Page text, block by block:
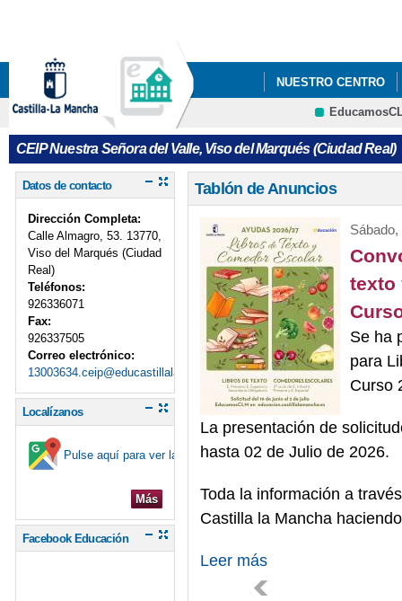
NUESTRO CENTRO
CEIP Nuestra Señora del Valle, Viso del Marqués (Ciudad Real)
Datos de contacto
Dirección Completa:
Calle Almagro, 53. 13770,
Viso del Marqués (Ciudad
Real)
Teléfonos:
926336071
Fax:
926337505
Correo electrónico:
13003634.ceip@educastillalamancha.es
Localízanos
Pulse aquí para ver la ubicación en el mapa
Más
Facebook Educación
Tablón de Anuncios
texto
Se ha
para
Curso
La presentación de
hasta 02 de Julio de 2026.
Toda la información a
Castilla la Mancha
Leer más